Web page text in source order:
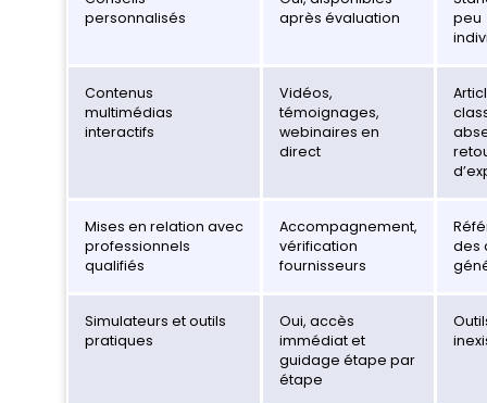
personnalisés
après évaluation
peu
Contenus
multimédias
interactifs
Vidéos,
témoignages,
webinaires en
direct
Mises en relation avec
professionnels
qualifiés
Accompagnement,
vérification
fournisseurs
des
Simulateurs et outils
pratiques
Oui, accès
immédiat et
guidage étape par
étape